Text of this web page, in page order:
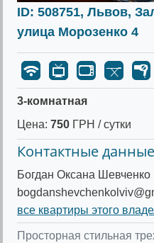
ID: 508751, Львов,
улица Морозенко 4
3-комнатная
Цена: 750 ГРН / сутки
Контактные
Богдан Оксана Шевченко
все квартиры этого
Просторная стильная